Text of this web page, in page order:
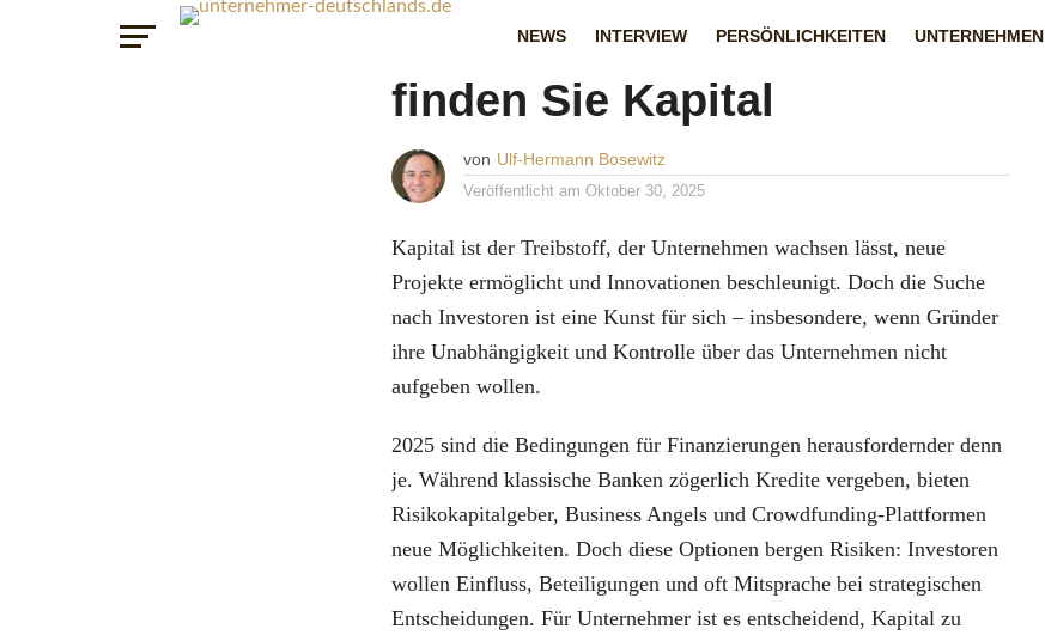
NEWS INTERVIEW PERSÖNLICHKEITEN UNTERNEHMEN
Investorensuche 2025: So
finden Sie Kapital
von Ulf-Hermann Bosewitz
Veröffentlicht am Oktober 30, 2025
Kapital ist der Treibstoff, der Unternehmen wachsen lässt, neue
Projekte ermöglicht und Innovationen beschleunigt. Doch die Suche
nach Investoren ist eine Kunst für sich – insbesondere, wenn Gründer
ihre Unabhängigkeit und Kontrolle über das Unternehmen nicht
aufgeben wollen.
2025 sind die Bedingungen für Finanzierungen herausfordernder denn
je. Während klassische Banken zögerlich Kredite vergeben, bieten
Risikokapitalgeber, Business Angels und Crowdfunding-Plattformen
neue Möglichkeiten. Doch diese Optionen bergen Risiken: Investoren
wollen Einfluss, Beteiligungen und oft Mitsprache bei strategischen
Entscheidungen. Für Unternehmer ist es entscheidend, Kapital zu